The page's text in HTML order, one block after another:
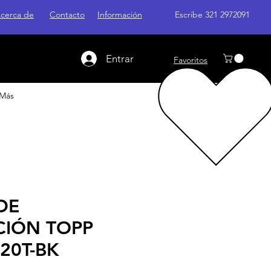
de Contacto Información Escribe 321 2972091
Entrar Favoritos
Más
TOPP
BK